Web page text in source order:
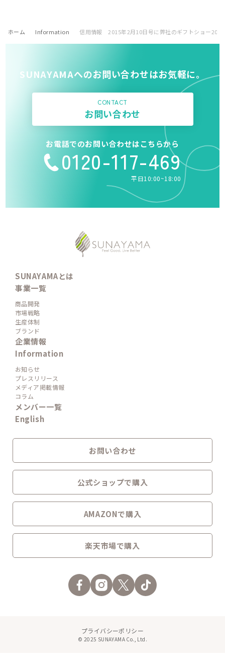
ホーム Information 信用情報 2015年2月10日号に弊社のギフトショー
SUNAYAMAへのお問い合わせはお気軽に。
CONTACT
お問い合わせ
お電話でのお問い合わせはこちらから
0120-117-469
平日10:00~18:00
SUNAYAMAとは
事業一覧
商品開発
市場戦略
生産体制
ブランド
企業情報
Information
お知らせ
プレスリリース
メディア掲載情報
コラム
メンバー一覧
English
お問い合わせ
公式ショップで購入
AMAZONで購入
楽天市場で購入
© 2025 SUNAYAMA Co., Ltd.
プライバシーポリシー